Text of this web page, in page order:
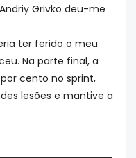
Grivko deu-me
ter ferido o meu
Na parte final, a
cento no sprint,
lesões e mantive a